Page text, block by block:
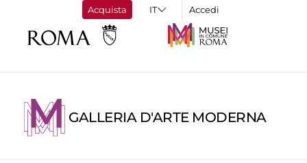
Acquista Accedi
GALLERIA D'ARTE MODERNA